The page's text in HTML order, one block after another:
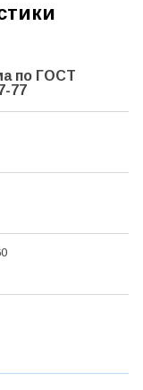
по ГОСТ
77